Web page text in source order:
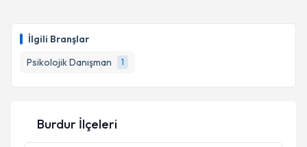
İlgili Branşlar
Psikolojik Danışman
1
için bir takvim hazırlandığında e-posta ile
bilgilendireceğiz.
E-posta Adresiniz
Burdur İlçeleri